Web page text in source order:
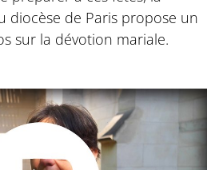
diocèse de Paris propose un
sur la dévotion mariale.